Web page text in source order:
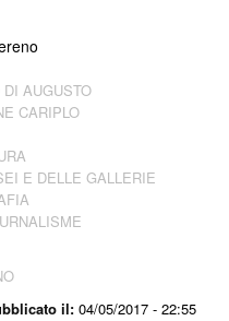
il: 04/05/2017 - 22:55
AUGUSTO
CARIPLO
E DELLE GALLERIE